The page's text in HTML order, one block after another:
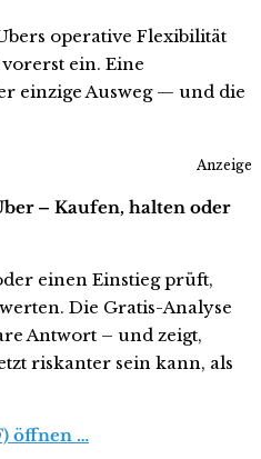
operative Flexibilität
ein. Eine
einzige Ausweg — und die
Anzeige
– Kaufen, halten oder
einen Einstieg prüft,
Die Gratis-Analyse
Antwort – und zeigt,
riskanter sein kann, als
öffnen …